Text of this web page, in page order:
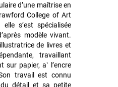
d’une maîtrise en
College of Art
s’est spécialisée
modèle vivant.
de livres et
travaillant
sur papier, a` l’encre
travail est connu
détail et sa petite